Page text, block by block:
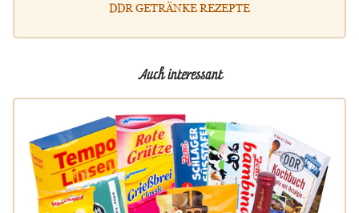
DDR GETRÄNKE REZEPTE
Auch interessant